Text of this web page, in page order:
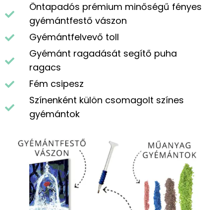
Öntapadós prémium minőségű fényes
gyémántfestő vászon
Gyémántfelvevő toll
Gyémánt ragadását segítő puha
ragacs
Fém csipesz
Színenként külön csomagolt színes
gyémántok